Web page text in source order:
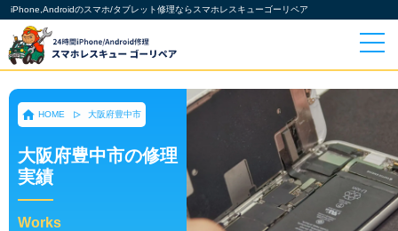
iPhone,Androidのスマホ/タブレット修理ならスマホレスキューゴーリペア
HOME 大阪府豊中市
大阪府豊中市の修理
実績
Works